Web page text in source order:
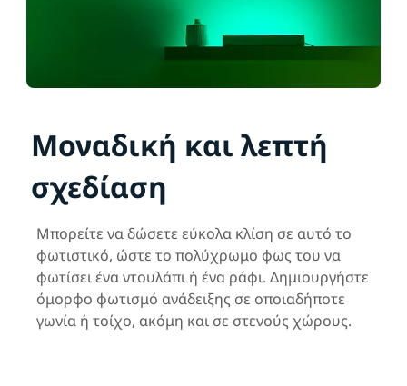
Μοναδική και λεπτή
σχεδίαση
Μπορείτε να δώσετε εύκολα κλίση σε αυτό το
φωτιστικό, ώστε το πολύχρωμο φως του να
φωτίσει ένα ντουλάπι ή ένα ράφι. Δημιουργήστε
όμορφο φωτισμό ανάδειξης σε οποιαδήποτε
γωνία ή τοίχο, ακόμη και σε στενούς χώρους.